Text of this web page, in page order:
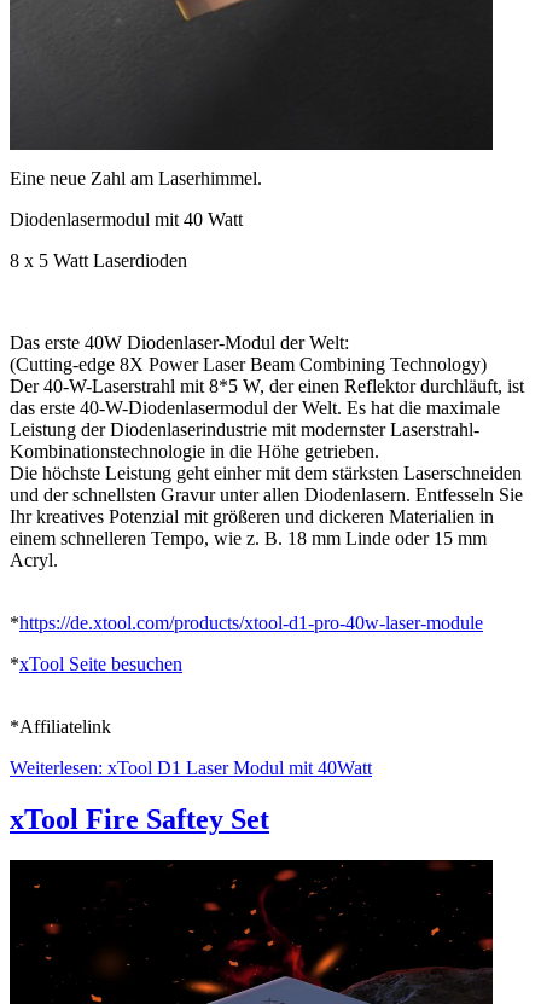
Eine neue Zahl am Laserhimmel.
Diodenlasermodul mit 40 Watt
8 x 5 Watt Laserdioden
Das erste 40W Diodenlaser-Modul der Welt:
(Cutting-edge 8X Power Laser Beam Combining Technology)
Der 40-W-Laserstrahl mit 8*5 W, der einen Reflektor durchläuft, ist
das erste 40-W-Diodenlasermodul der Welt. Es hat die maximale
Leistung der Diodenlaserindustrie mit modernster Laserstrahl-
Kombinationstechnologie in die Höhe getrieben.
Die höchste Leistung geht einher mit dem stärksten Laserschneiden
und der schnellsten Gravur unter allen Diodenlasern. Entfesseln Sie
Ihr kreatives Potenzial mit größeren und dickeren Materialien in
einem schnelleren Tempo, wie z. B. 18 mm Linde oder 15 mm
Acryl.
*https://de.xtool.com/products/xtool-d1-pro-40w-laser-module
*xTool Seite besuchen
*Affiliatelink
Weiterlesen: xTool D1 Laser Modul mit 40Watt
xTool Fire Saftey Set